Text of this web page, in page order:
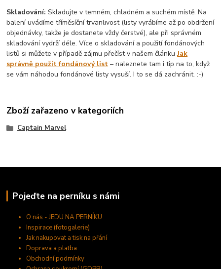
Skladování: Skladujte v temném, chladném a suchém místě. Na
balení uvádíme tříměsíční trvanlivost (listy vyrábíme až po obdržení
objednávky, takže je dostanete vždy čerstvé), ale při správném
skladování vydrží déle. Více o skladování a použití fondánových
listů si můžete v případě zájmu přečíst v našem článkuJak
správně použít fondánový list – naleznete tam i tip na to, když
se vám náhodou fondánové listy vysuší. I to se dá zachránit. :-)
Zboží zařazeno v kategoriích
Captain Marvel
Pojeďte na perníku s námi
O nás - JEDU NA PERNÍKU
Inspirace (fotogalerie)
Jak nakupovat a tisk na přání
Doprava a platba
Obchodní podmínky